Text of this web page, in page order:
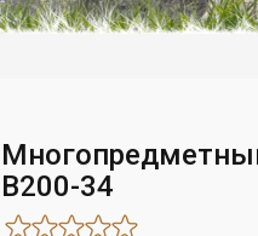
B200-34